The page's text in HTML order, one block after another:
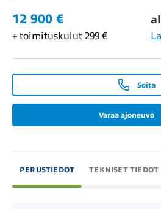
12 900 €
+ toimituskulut 299 €
Soita
Varaa ajoneuvo
PERUSTIEDOT TEKNISET TIEDOT